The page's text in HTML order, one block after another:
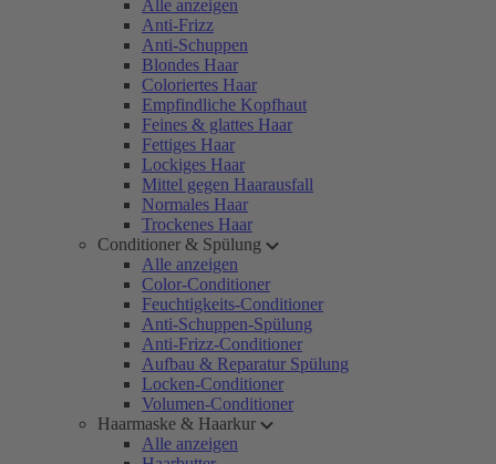
Alle anzeigen
Anti-Frizz
Anti-Schuppen
Blondes Haar
Coloriertes Haar
Empfindliche Kopfhaut
Feines & glattes Haar
Fettiges Haar
Lockiges Haar
Mittel gegen Haarausfall
Normales Haar
Trockenes Haar
Conditioner & Spülung
Alle anzeigen
Color-Conditioner
Feuchtigkeits-Conditioner
Anti-Schuppen-Spülung
Anti-Frizz-Conditioner
Aufbau & Reparatur Spülung
Locken-Conditioner
Volumen-Conditioner
Haarmaske & Haarkur
Alle anzeigen